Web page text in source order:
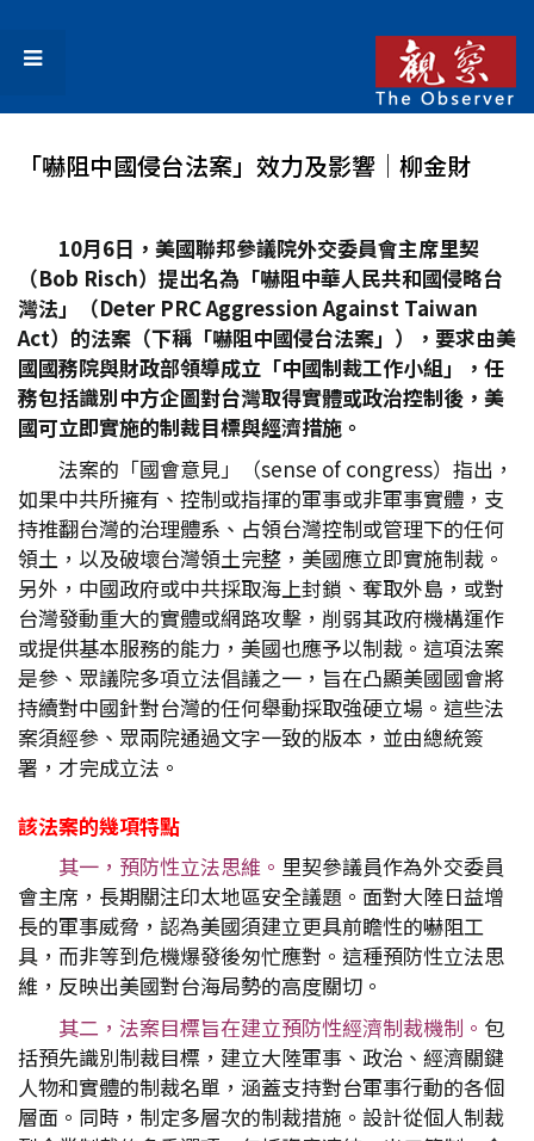
「嚇阻中國侵台法案」效力及影響│柳金財
10月6日，美國聯邦參議院外交委員會主席里契
（Bob Risch）提出名為「嚇阻中華人民共和國侵略台
灣法」（Deter PRC Aggression Against Taiwan
Act）的法案（下稱「嚇阻中國侵台法案」），要求由美
國國務院與財政部領導成立「中國制裁工作小組」，任
務包括識別中方企圖對台灣取得實體或政治控制後，美
國可立即實施的制裁目標與經濟措施。
法案的「國會意見」（sense of congress）指出，
如果中共所擁有、控制或指揮的軍事或非軍事實體，支
持推翻台灣的治理體系、占領台灣控制或管理下的任何
領土，以及破壞台灣領土完整，美國應立即實施制裁。
另外，中國政府或中共採取海上封鎖、奪取外島，或對
台灣發動重大的實體或網路攻擊，削弱其政府機構運作
或提供基本服務的能力，美國也應予以制裁。這項法案
是參、眾議院多項立法倡議之一，旨在凸顯美國國會將
持續對中國針對台灣的任何舉動採取強硬立場。這些法
案須經參、眾兩院通過文字一致的版本，並由總統簽
署，才完成立法。
該法案的幾項特點
其一，預防性立法思維。 里契參議員作為外交委員
會主席，長期關注印太地區安全議題。面對大陸日益增
長的軍事威脅，認為美國須建立更具前瞻性的嚇阻工
具，而非等到危機爆發後匆忙應對。這種預防性立法思
維，反映出美國對台海局勢的高度關切。
其二，法案目標旨在建立預防性經濟制裁機制。 包
括預先識別制裁目標，建立大陸軍事、政治、經濟關鍵
人物和實體的制裁名單，涵蓋支持對台軍事行動的各個
層面。同時，制定多層次的制裁措施。設計從個人制裁